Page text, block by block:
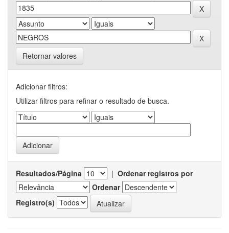
Retornar valores
Adicionar filtros:
Utilizar filtros para refinar o resultado de busca.
Resultados/Página | Ordenar registros por
Ordenar
Registro(s)